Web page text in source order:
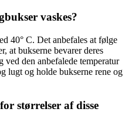
vaskes?
40° C. Det anbefales at følge
at bukserne bevarer deres
den anbefalede temperatur
lugt og holde bukserne rene og
størrelser af disse